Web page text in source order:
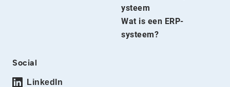
ysteem
Wat is een ERP-
systeem?
Social
LinkedIn